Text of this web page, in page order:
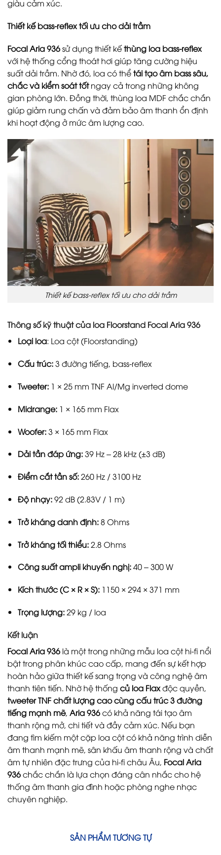
giàu cảm xúc.
Thiết kế bass-reflex tối ưu cho dải trầm
Focal Aria 936sử dụng thiết kếthùng loa bass-reflex
với hệ thống cổng thoát hơi giúp tăng cường hiệu
suất dải trầm. Nhờ đó, loa có thểtái tạo âm bass sâu,
chắc và kiểm soát tốtngay cả trong những không
gian phòng lớn. Đồng thời, thùng loa MDF chắc chắn
giúp giảm rung chấn và đảm bảo âm thanh ổn định
khi hoạt động ở mức âm lượng cao.
Thiết kế bass-reflex tối ưu cho dải trầm
Thông số kỹ thuật của loa Floorstand Focal Aria 936
Loại loa: Loa cột (Floorstanding)
Cấu trúc:3 đường tiếng, bass-reflex
Tweeter:1 × 25 mm TNF Al/Mg inverted dome
Midrange:1 × 165 mm Flax
Woofer:3 × 165 mm Flax
Dải tần đáp ứng:39 Hz – 28 kHz (±3 dB)
Điểm cắt tần số:260 Hz / 3100 Hz
Độ nhạy:92 dB (2.83V / 1 m)
Trở kháng danh định:8 Ohms
Trở kháng tối thiểu:2.8 Ohms
Công suất ampli khuyến nghị:40 – 300 W
Kích thước (C × R × S): 1150 × 294 × 371 mm
Trọng lượng:29 kg / loa
Kết luận
Focal Aria 936 là một trong những mẫu loa cột hi-fi nổi
bật trong phân khúc cao cấp, mang đến sự kết hợp
hoàn hảo giữa thiết kế sang trọng và công nghệ âm
thanh tiên tiến. Nhờ hệ thống củ loa Flaxđộc quyền,
tweeter TNF chất lượng cao cùng cấu trúc 3 đường
tiếng mạnh mẽ, Aria 936có khả năng tái tạo âm
thanh rộng mở, chi tiết và đầy cảm xúc. Nếu bạn
đang tìm kiếm một cặp loa cột có khả năng trình diễn
âm thanh mạnh mẽ, sân khấu âm thanh rộng và chất
âm tự nhiên đặc trưng của hi-fi châu Âu, Focal Aria
936chắc chắn là lựa chọn đáng cân nhắc cho hệ
thống âm thanh gia đình hoặc phòng nghe nhạc
chuyên nghiệp.
SẢN PHẨM TƯƠNG TỰ